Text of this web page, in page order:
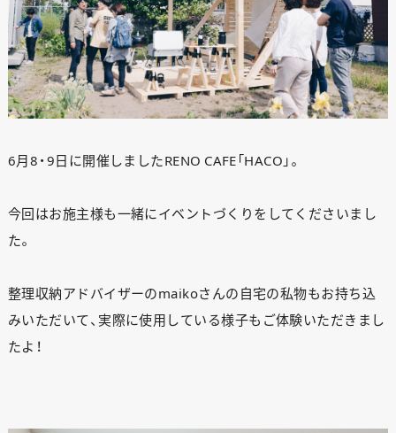
6月8・9日に開催しましたRENO CAFE「HACO」。
今回はお施主様も一緒にイベントづくりをしてくださいまし
た。
整理収納アドバイザーのmaikoさんの自宅の私物もお持ち込
みいただいて、実際に使用している様子もご体験いただきまし
たよ！